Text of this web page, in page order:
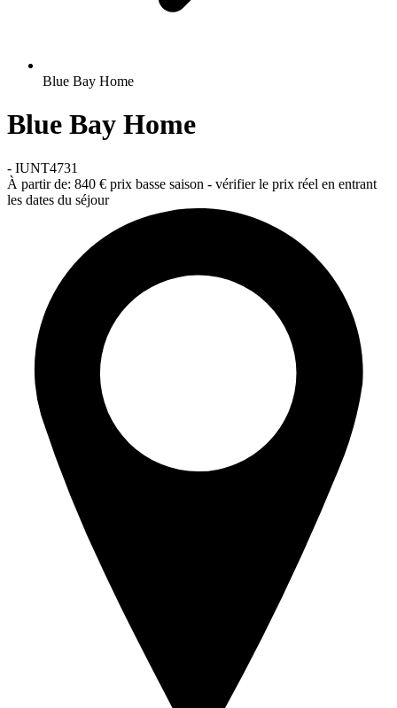
Blue Bay Home
Blue Bay Home
- IUNT4731
À partir de: 840 € prix basse saison - vérifier le prix réel en entrant
les dates du séjour